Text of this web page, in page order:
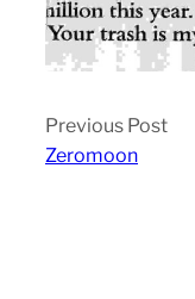
Previous Post
Zeromoon